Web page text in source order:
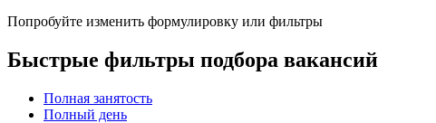
Попробуйте изменить формулировку или фильтры
Быстрые фильтры подбора вакансий
Полная занятость
Полный день